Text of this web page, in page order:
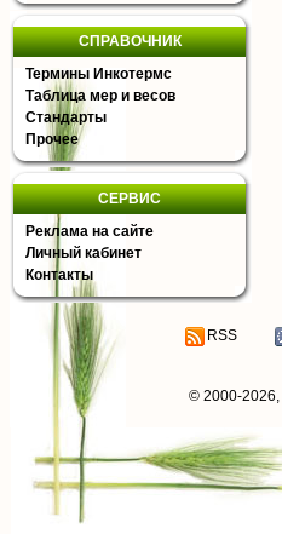
СПРАВОЧНИК
Термины Инкотермс
Таблица мер и весов
Стандарты
Прочее
СЕРВИС
Реклама на сайте
Личный кабинет
Контакты
RSS
© 2000-2026,